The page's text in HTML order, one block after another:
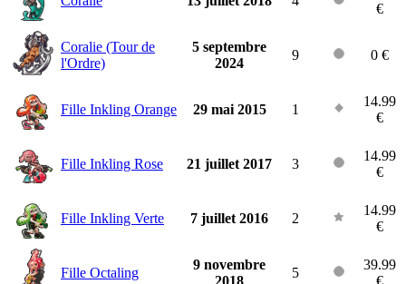
€
Coralie (Tour de
l'Ordre)
5 septembre
2024
9 0 €
Fille Inkling Orange 29 mai 2015 1
14.99
€
Fille Inkling Rose 21 juillet 2017 3
14.99
€
Fille Inkling Verte 7 juillet 2016 2
14.99
€
Fille Octaling
9 novembre
5
39.99